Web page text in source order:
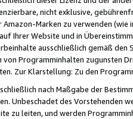
nicht exklusive,
Amazon-Marken zu verwenden
Ihrer Website und in
ausschließlich gemäß
von Programminhalten zugunsten
Zur Klarstellung: Zu den
nach Maßgabe der
Unbeschadet des Vorstehenden
zu leiten, und werden